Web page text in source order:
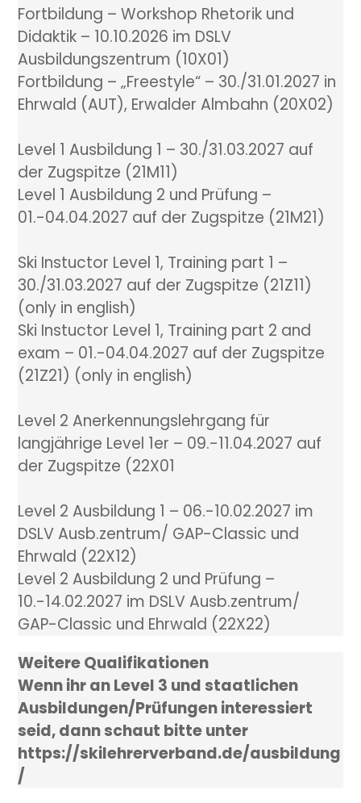
Fortbildung – Workshop Rhetorik und
Didaktik – 10.10.2026 im DSLV
Ausbildungszentrum (10X01)
Fortbildung – „Freestyle“ – 30./31.01.2027 in
Ehrwald (AUT), Erwalder Almbahn (20X02)
Level 1 Ausbildung 1 – 30./31.03.2027 auf
der Zugspitze (21M11)
Level 1 Ausbildung 2 und Prüfung –
01.-04.04.2027 auf der Zugspitze (21M21)
Ski Instuctor Level 1, Training part 1 –
30./31.03.2027 auf der Zugspitze (21Z11)
(only in english)
Ski Instuctor Level 1, Training part 2 and
exam – 01.-04.04.2027 auf der Zugspitze
(21Z21) (only in english)
Level 2 Anerkennungslehrgang für
langjährige Level 1er – 09.-11.04.2027 auf
der Zugspitze (22X01
Level 2 Ausbildung 1 – 06.-10.02.2027 im
DSLV Ausb.zentrum/ GAP-Classic und
Ehrwald (22X12)
Level 2 Ausbildung 2 und Prüfung –
10.-14.02.2027 im DSLV Ausb.zentrum/
GAP-Classic und Ehrwald (22X22)
Weitere Qualifikationen
Wenn ihr an Level 3 und staatlichen
Ausbildungen/Prüfungen interessiert
seid, dann schaut bitte unter
https://skilehrerverband.de/ausbildung
/